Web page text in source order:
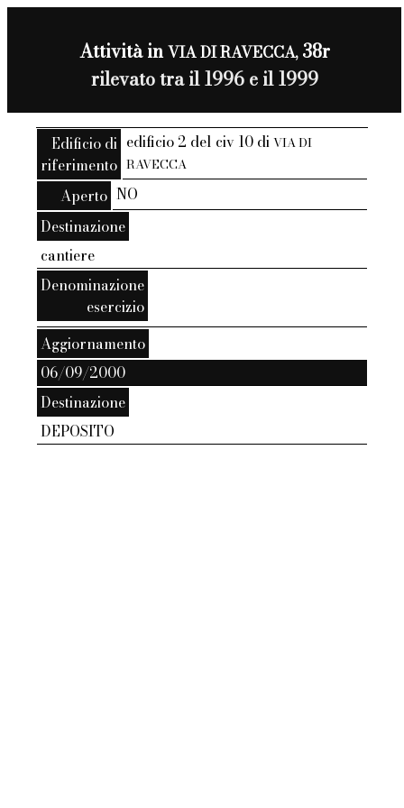
Attività inVIA DI RAVECCA,38r
rilevato tra il 1996 e il 1999
Edificio di
riferimento
edificio 2 del civ 10 diVIA DI
RAVECCA
Aperto NO
Destinazione
cantiere
Denominazione
esercizio
Aggiornamento
06/09/2000
Destinazione
DEPOSITO